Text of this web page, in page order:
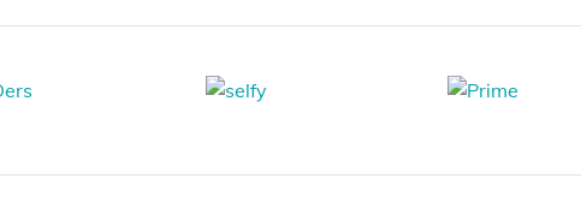
Casper Nirvana C370
Notebook